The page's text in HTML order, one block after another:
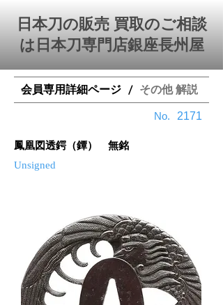
日本刀の販売 買取のご相談
は日本刀専門店銀座⻑州屋
会員専用詳細ページ / その他 解説
​No. 2171
鳳凰図透鍔（鐔） 無銘
Unsigned